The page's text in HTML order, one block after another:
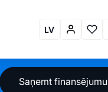
LV
Saņemt finansējumu